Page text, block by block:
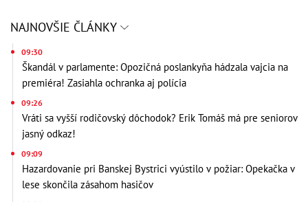
NAJNOVŠIE ČLÁNKY
09:30
Škandál v parlamente: Opozičná poslankyňa hádzala vajcia na
premiéra! Zasiahla ochranka aj polícia
09:26
Vráti sa vyšší rodičovský dôchodok? Erik Tomáš má pre seniorov
jasný odkaz!
09:09
Hazardovanie pri Banskej Bystrici vyústilo v požiar: Opekačka v
lese skončila zásahom hasičov